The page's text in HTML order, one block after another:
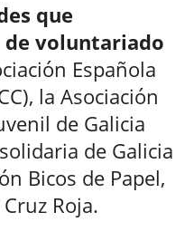
que
voluntariado
Española
la Asociación
de Galicia
de Galicia
Bicos de Papel,
Roja.